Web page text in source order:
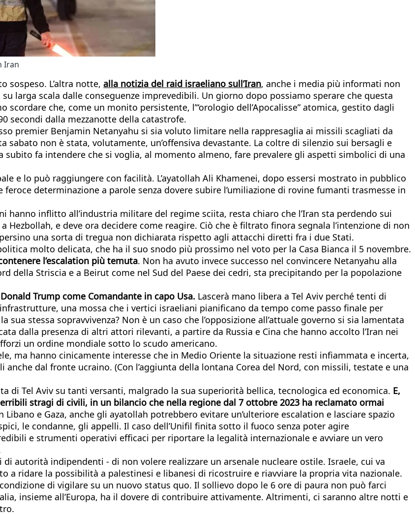
Iran
sospeso. L’altra notte, alla notizia del raid israeliano sull’Iran, anche i media più informati non
larga scala dalle conseguenze imprevedibili. Un giorno dopo possiamo sperare che questa
che, come un monito persistente, l’“orologio dell’Apocalisse” atomica, gestito dagli
secondi dalla mezzanotte della catastrofe.
premier Benjamin Netanyahu si sia voluto limitare nella rappresaglia ai missili scagliati da
non è stata, volutamente, un’offensiva devastante. La coltre di silenzio sui bersagli e
subito fa intendere che si voglia, al momento almeno, fare prevalere gli aspetti simbolici di una
e lo può raggiungere con facilità. L’ayatollah Ali Khamenei, dopo essersi mostrato in pubblico
determinazione a parole senza dovere subire l’umiliazione di rovine fumanti trasmesse in
hanno inflitto all’industria militare del regime sciita, resta chiaro che l’Iran sta perdendo sui
e deve ora decidere come reagire. Ciò che è filtrato finora segnala l’intenzione di non
una sorta di tregua non dichiarata rispetto agli attacchi diretti fra i due Stati.
molto delicata, che ha il suo snodo più prossimo nel voto per la Casa Bianca il 5 novembre.
l’escalation più temuta. Non ha avuto invece successo nel convincere Netanyahu alla
della Striscia e a Beirut come nel Sud del Paese dei cedri, sta precipitando per la popolazione
Trump come Comandante in capo Usa. Lascerà mano libera a Tel Aviv perché tenti di
una mossa che i vertici israeliani pianificano da tempo come passo finale per
stessa sopravvivenza? Non è un caso che l’opposizione all’attuale governo si sia lamentata
dalla presenza di altri attori rilevanti, a partire da Russia e Cina che hanno accolto l’Iran nei
un ordine mondiale sotto lo scudo americano.
ma hanno cinicamente interesse che in Medio Oriente la situazione resti infiammata e incerta,
dal fronte ucraino. (Con l’aggiunta della lontana Corea del Nord, con missili, testate e una
di Tel Aviv su tanti versanti, malgrado la sua superiorità bellica, tecnologica ed economica. E,
stragi di civili, in un bilancio che nella regione dal 7 ottobre 2023 ha reclamato ormai
e Gaza, anche gli ayatollah potrebbero evitare un’ulteriore escalation e lasciare spazio
le condanne, gli appelli. Il caso dell’Unifil finita sotto il fuoco senza poter agire
e strumenti operativi efficaci per riportare la legalità internazionale e avviare un vero
autorità indipendenti - di non volere realizzare un arsenale nucleare ostile. Israele, cui va
a ridare la possibilità a palestinesi e libanesi di ricostruire e riavviare la propria vita nazionale.
di vigilare su un nuovo status quo. Il sollievo dopo le 6 ore di paura non può farci
insieme all’Europa, ha il dovere di contribuire attivamente. Altrimenti, ci saranno altre notti e